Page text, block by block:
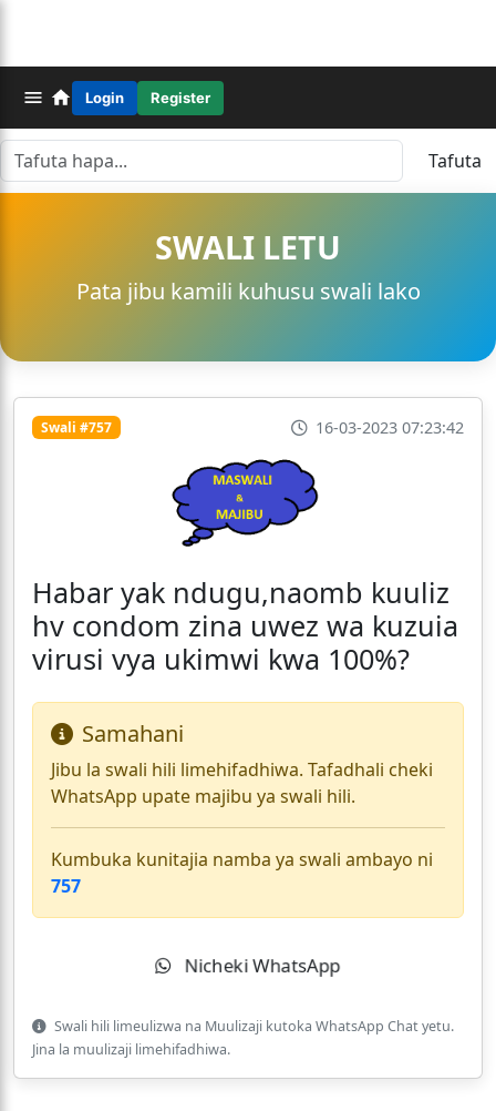
Login Register
Tafuta
SWALI LETU
Pata jibu kamili kuhusu swali lako
Swali #757 16-03-2023 07:23:42
Habar yak ndugu,naomb kuuliz
hv condom zina uwez wa kuzuia
virusi vya ukimwi kwa 100%?
Samahani
Jibu la swali hili limehifadhiwa. Tafadhali cheki
WhatsApp upate majibu ya swali hili.
Kumbuka kunitajia namba ya swali ambayo ni
757
Nicheki WhatsApp
Swali hili limeulizwa na Muulizaji kutoka WhatsApp Chat yetu.
Jina la muulizaji limehifadhiwa.